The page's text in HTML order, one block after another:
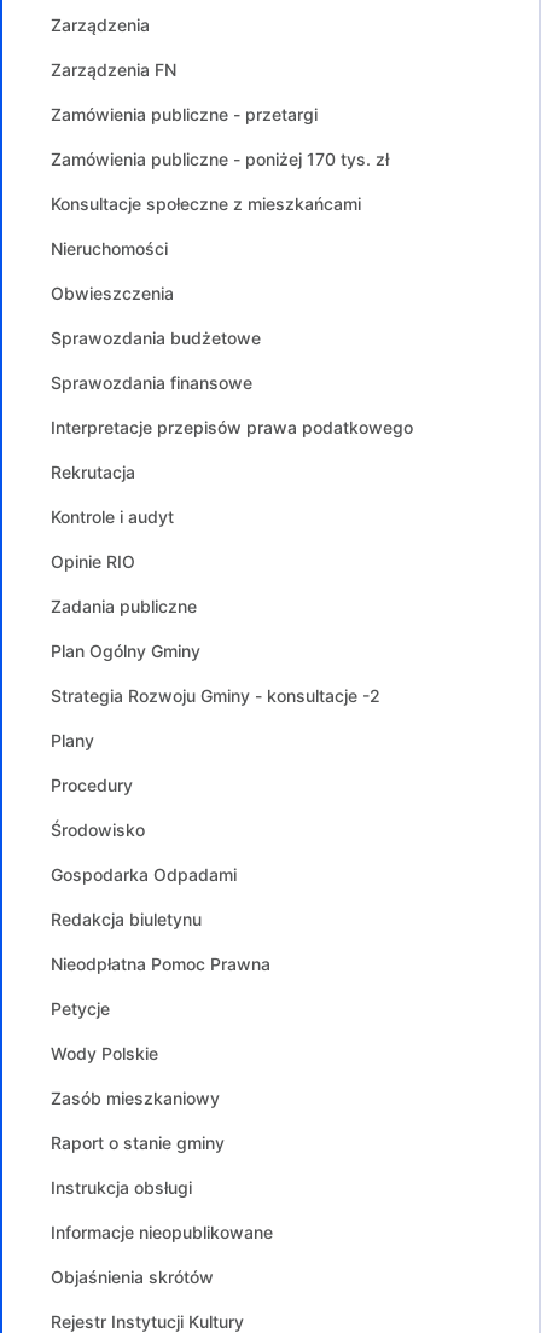
Zarządzenia
Zarządzenia FN
Zamówienia publiczne - przetargi
Zamówienia publiczne - poniżej 170 tys. zł
Konsultacje społeczne z mieszkańcami
Nieruchomości
Obwieszczenia
Sprawozdania budżetowe
Sprawozdania finansowe
Interpretacje przepisów prawa podatkowego
Rekrutacja
Kontrole i audyt
Opinie RIO
Zadania publiczne
Plan Ogólny Gminy
Strategia Rozwoju Gminy - konsultacje -2
Plany
Procedury
Środowisko
Gospodarka Odpadami
Redakcja biuletynu
Nieodpłatna Pomoc Prawna
Petycje
Wody Polskie
Zasób mieszkaniowy
Raport o stanie gminy
Instrukcja obsługi
Informacje nieopublikowane
Objaśnienia skrótów
Rejestr Instytucji Kultury